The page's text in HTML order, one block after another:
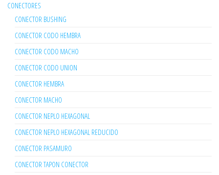
CONECTORES
CONECTOR BUSHING
CONECTOR CODO HEMBRA
CONECTOR CODO MACHO
CONECTOR CODO UNION
CONECTOR HEMBRA
CONECTOR MACHO
CONECTOR NEPLO HEXAGONAL
CONECTOR NEPLO HEXAGONAL REDUCIDO
CONECTOR PASAMURO
CONECTOR TAPON CONECTOR